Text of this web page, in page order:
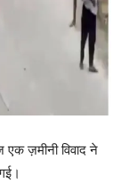
ज़मीनी विवाद ने